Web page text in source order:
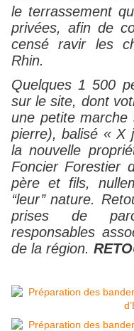
le terrassement
privées, afin de
censé ravir les
Rhin.
Quelques 1 500
sur le site, dont
une petite
pierre), balisé « X
la nouvelle
Foncier Forestier
père et fils,
‘‘leur’’ nature.
prises de
responsables
de la région.